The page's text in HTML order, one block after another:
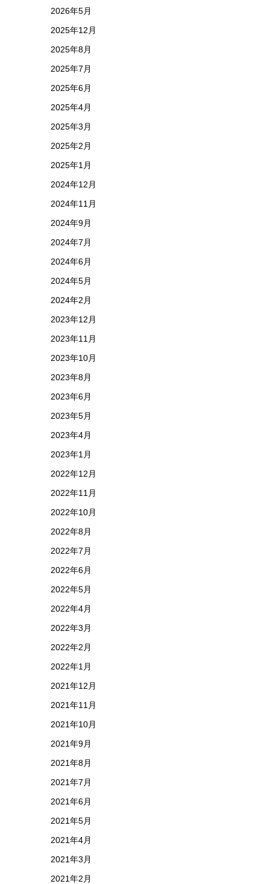
2026年5月
2025年12月
2025年8月
2025年7月
2025年6月
2025年4月
2025年3月
2025年2月
2025年1月
2024年12月
2024年11月
2024年9月
2024年7月
2024年6月
2024年5月
2024年2月
2023年12月
2023年11月
2023年10月
2023年8月
2023年6月
2023年5月
2023年4月
2023年1月
2022年12月
2022年11月
2022年10月
2022年8月
2022年7月
2022年6月
2022年5月
2022年4月
2022年3月
2022年2月
2022年1月
2021年12月
2021年11月
2021年10月
2021年9月
2021年8月
2021年7月
2021年6月
2021年5月
2021年4月
2021年3月
2021年2月